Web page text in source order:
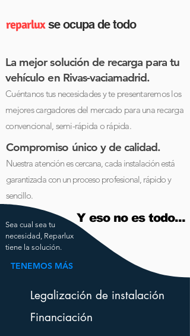
reparluxse ocupa de todo
La mejor solución de recarga para tu
vehículo en Rivas-vaciamadrid.
Cuéntanos tus necesidades y te presentaremoslos
mejores cargadores del mercado para una recarga
convencional, semi-rápida o rápida.
Compromiso único y de calidad.
Nuestra atención es cercana, cada instalación está
garantizada con un proceso profesional, rápido y
sencillo.
Y eso no es todo...
Sea cual sea tu
necesidad, Reparlux
tiene la solución.
TENEMOS MÁS
Legalización de instalación
Financiación